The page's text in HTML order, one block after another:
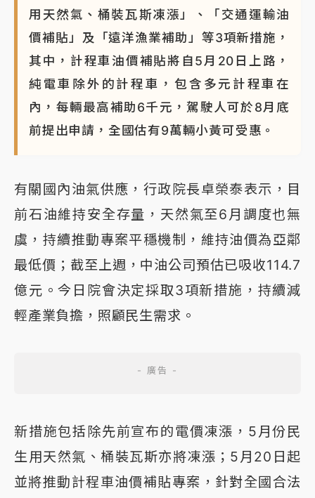
用天然氣、桶裝瓦斯凍漲」、「交通運輸油
價補貼」及「遠洋漁業補助」等3項新措施，
其中，計程車油價補貼將自5月20日上路，
純電車除外的計程車，包含多元計程車在
內，每輛最高補助6千元，駕駛人可於8月底
前提出申請，全國估有9萬輛小黃可受惠。
有關國內油氣供應，行政院長卓榮泰表示，目
前石油維持安全存量，天然氣至6月調度也無
虞，持續推動專案平穩機制，維持油價為亞鄰
最低價；截至上週，中油公司預估已吸收114.7
億元。今日院會決定採取3項新措施，持續減
輕產業負擔，照顧民生需求。
新措施包括除先前宣布的電價凍漲，5月份民
生用天然氣、桶裝瓦斯亦將凍漲；5月20日起
並將推動計程車油價補貼專案，針對全國合法